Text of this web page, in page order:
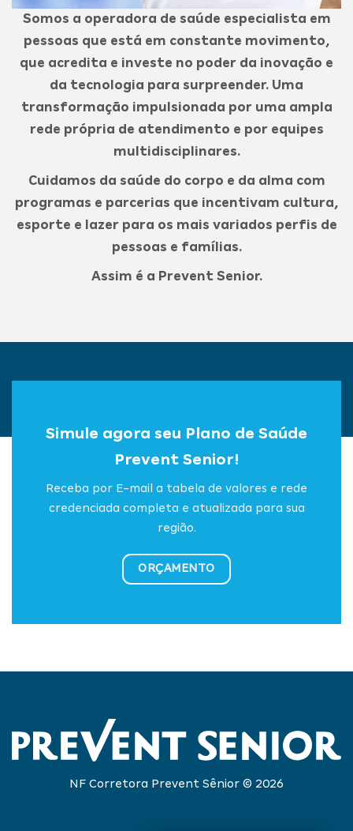
Somos a operadora de saúde especialista em
pessoas que está em constante movimento,
que acredita e investe no poder da inovação e
da tecnologia para surpreender. Uma
transformação impulsionada por uma ampla
rede própria de atendimento e por equipes
multidisciplinares.
Cuidamos da saúde do corpo e da alma com
programas e parcerias que incentivam cultura,
esporte e lazer para os mais variados perfis de
pessoas e famílias.
Assim é a Prevent Senior.
Simule agora seu Plano de Saúde
Prevent Senior!
Receba por E-mail a tabela de valores e rede
credenciada completa e atualizada para sua
região.
ORÇAMENTO
NF Corretora Prevent Sênior © 2026